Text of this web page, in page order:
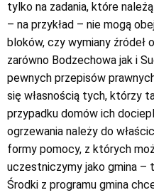
tylko na zadania, które
– na przykład – nie mogą
bloków, czy wymiany źródeł
zarówno Bodzechowa jak i
pewnych przepisów
się własnością tych, którzy
przypadku domów ich
ogrzewania należy do
formy pomocy, z których
uczestniczymy jako gmina –
Środki z programu gmina